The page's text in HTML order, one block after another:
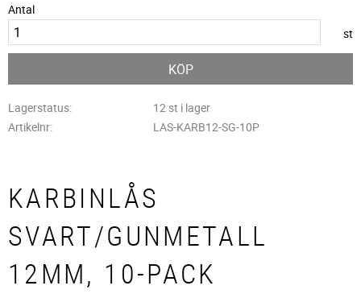
Antal
st
KÖP
Lagerstatus
12 st i lager
Artikelnr
LAS-KARB12-SG-10P
KARBINLÅS
SVART/GUNMETALL
12MM, 10-PACK